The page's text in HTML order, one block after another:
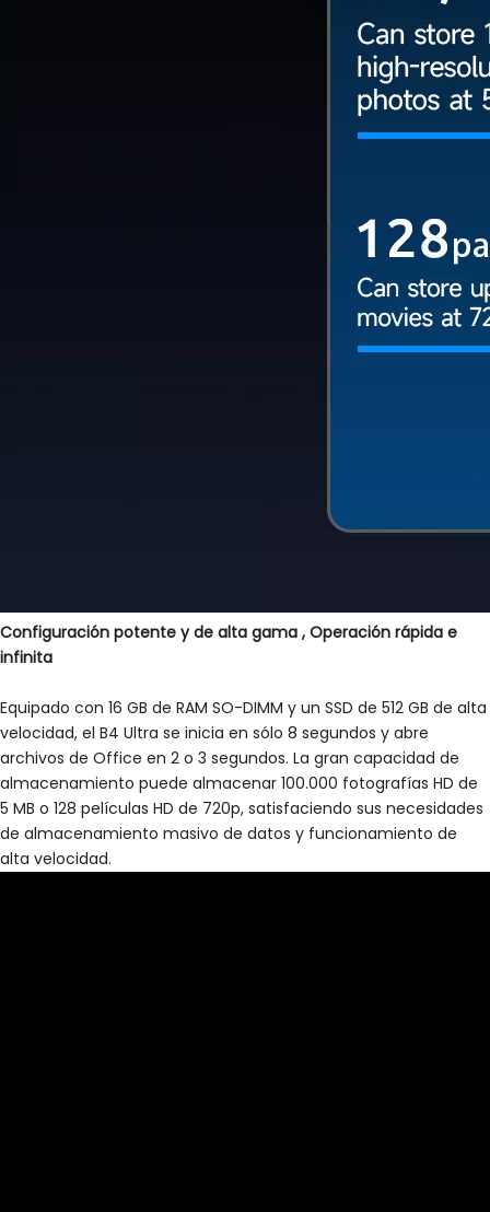
Configuración potente y de alta gama , Operación rápida e
infinita
Equipado con 16 GB de RAM SO-DIMM y un SSD de 512 GB de alta
velocidad, el B4 Ultra se inicia en sólo 8 segundos y abre
archivos de Office en 2 o 3 segundos. La gran capacidad de
almacenamiento puede almacenar 100.000 fotografías HD de
5 MB o 128 películas HD de 720p, satisfaciendo sus necesidades
de almacenamiento masivo de datos y funcionamiento de
alta velocidad.